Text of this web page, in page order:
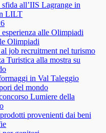
all’IIS Lagrange in
LILT
alle Olimpiadi
Olimpiadi
job recruitment nel turismo
Turistica alla mostra su
in Val Taleggio
del mondo
Lumiere della
provenienti dai beni